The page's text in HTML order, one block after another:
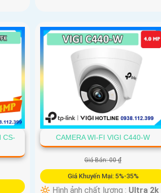
CS-
CAMERA WI-FI VIGI C440-W
Giá Bán: 00 ₫
Giá Khuyến Mại: 5%-35%
🔆 Hình ảnh chất lượng : Ultra 2k